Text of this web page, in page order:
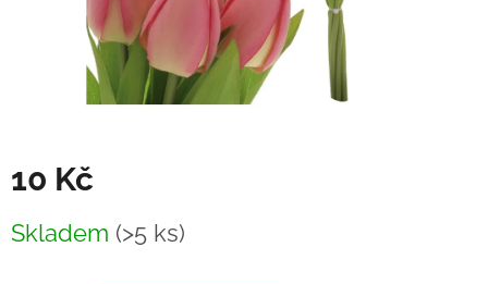
10 Kč
cena:
Skladem (>5 ks)